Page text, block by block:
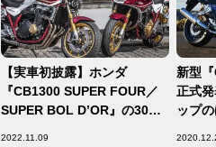
【実車初披露】ホンダ
『CB1300 SUPER FOUR／
SUPER BOL D’OR』の30周
2022.11.09
新型
正式
ップ